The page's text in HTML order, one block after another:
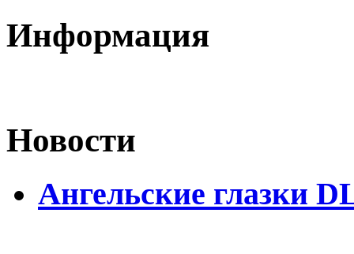
Информация
Новости
Ангельские глазки